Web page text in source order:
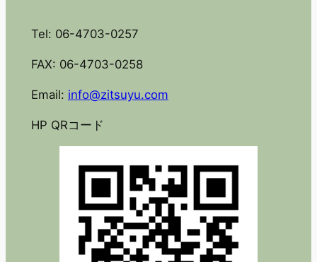
Tel: 06-4703-0257
FAX: 06-4703-0258
Email: info@zitsuyu.com
HP QRコード